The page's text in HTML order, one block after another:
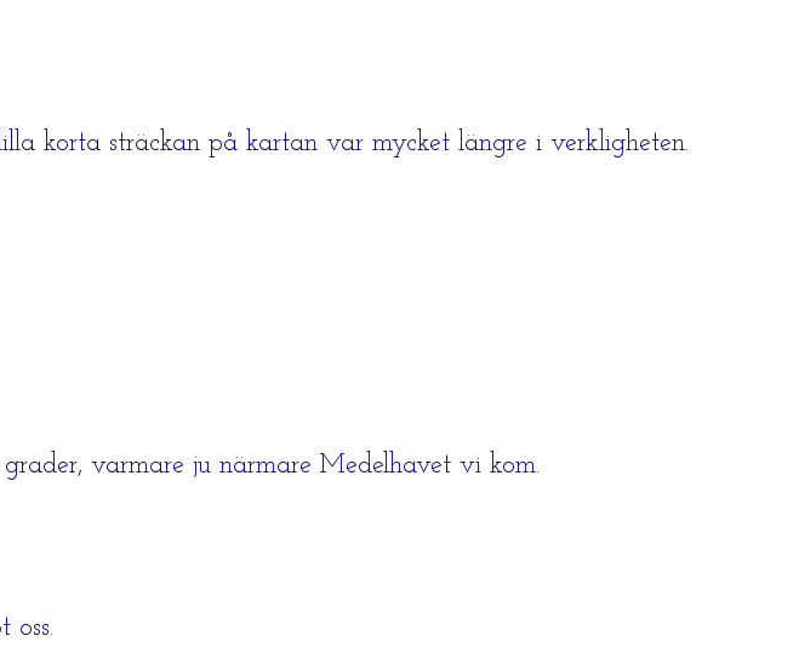
korta sträckan på kartan var mycket längre i verkligheten.
varmare ju närmare Medelhavet vi kom.
oss.